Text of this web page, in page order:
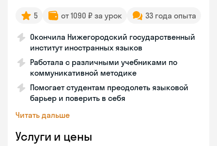
5 от 1090 ₽ за урок 33 года опыта
Окончила Нижегородский государственный
институт иностранных языков
Работала с различными учебниками по
коммуникативной методике
Помогает студентам преодолеть языковой
барьер и поверить в себя
Читать дальше
Услуги и цены